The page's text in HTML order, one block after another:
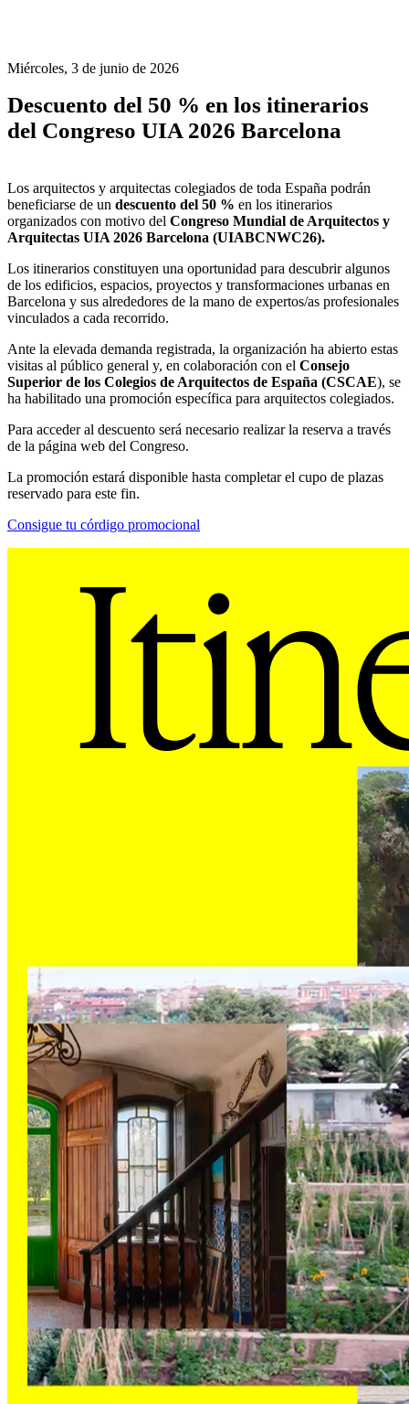
Miércoles, 3 de junio de 2026
Descuento del 50 % en los itinerarios
del Congreso UIA 2026 Barcelona
Los arquitectos y arquitectas colegiados de toda España podrán
beneficiarse de un descuento del 50 % en los itinerarios
organizados con motivo del Congreso Mundial de Arquitectos y
Arquitectas UIA 2026 Barcelona (UIABCNWC26).
Los itinerarios constituyen una oportunidad para descubrir algunos
de los edificios, espacios, proyectos y transformaciones urbanas en
Barcelona y sus alrededores de la mano de expertos/as profesionales
vinculados a cada recorrido.
Ante la elevada demanda registrada, la organización ha abierto estas
visitas al público general y, en colaboración con el Consejo
Superior de los Colegios de Arquitectos de España (CSCAE), se
ha habilitado una promoción específica para arquitectos colegiados.
Para acceder al descuento será necesario realizar la reserva a través
de la página web del Congreso.
La promoción estará disponible hasta completar el cupo de plazas
reservado para este fin.
Consigue tu córdigo promocional